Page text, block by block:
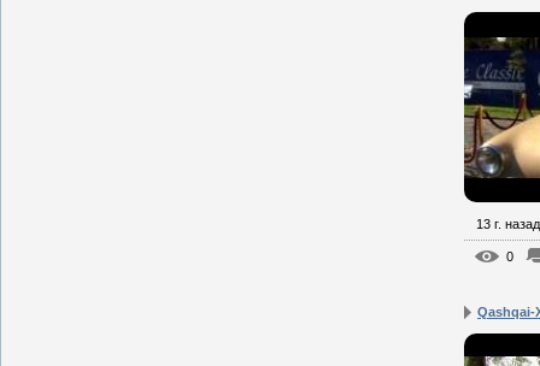
13 г. назад
0
Qashqai-